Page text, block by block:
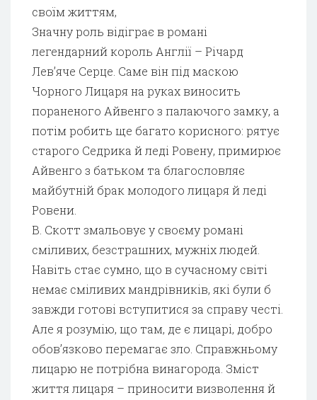
своїм життям,
Значну роль відіграє в романі
легендарний король Англії – Річард
Лев’яче Серце. Саме він під маскою
Чорного Лицаря на руках виносить
пораненого Айвенго з палаючого замку, а
потім робить ще багато корисного: рятує
старого Седрика й леді Ровену, примирює
Айвенго з батьком та благословляє
майбутній брак молодого лицаря й леді
Ровени.
В. Скотт змальовує у своєму романі
сміливих, безстрашних, мужніх людей.
Навіть стає сумно, що в сучасному світі
немає сміливих мандрівників, які були б
завжди готові вступитися за справу честі.
Але я розумію, що там, де є лицарі, добро
обов’язково перемагає зло. Справжньому
лицарю не потрібна винагорода. Зміст
життя лицаря – приносити визволення й